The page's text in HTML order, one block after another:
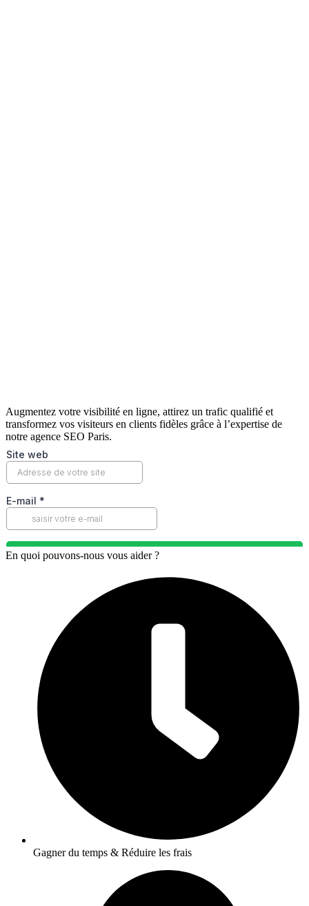
Augmentez votre visibilité en ligne, attirez un trafic qualifié et
transformez vos visiteurs en clients fidèles grâce à l’expertise de
notre agence SEO Paris.
En quoi pouvons-nous vous aider ?
Gagner du temps & Réduire les frais